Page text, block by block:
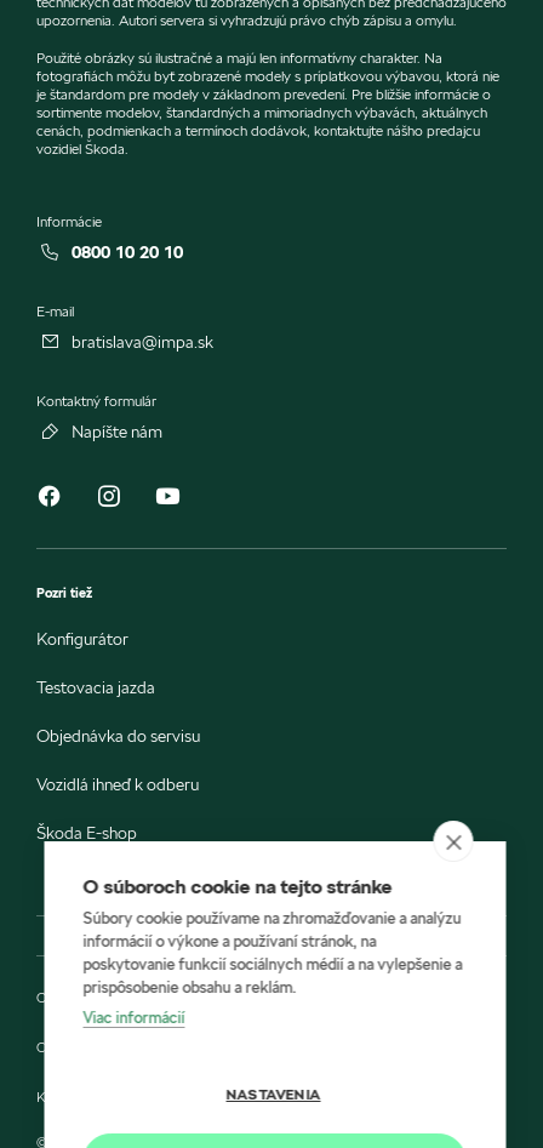
upozornenia. Autori servera si vyhradzujú právo chýb zápisu a omylu.
Použité obrázky sú ilustračné a majú len informatívny charakter. Na
fotografiách môžu byť zobrazené modely s príplatkovou výbavou, ktorá nie
je štandardom pre modely v základnom prevedení. Pre bližšie informácie o
sortimente modelov, štandardných a mimoriadnych výbavách, aktuálnych
cenách, podmienkach a termínoch dodávok, kontaktujte nášho predajcu
vozidiel Škoda.
Informácie
0800 10 20 10
E-mail
bratislava@impa.sk
Kontaktný formulár
Napíšte nám
Pozri tiež
Konfigurátor
Testovacia jazda
Objednávka do servisu
Vozidlá ihneď k odberu
Škoda E-shop
Ochrana osobných údajov
Cookies
Kontakt
© 2022 IMPA a Škoda Auto Slovensko s.r.o.
O súboroch cookie na tejto stránke
Súbory cookie používame na zhromažďovanie a analýzu
informácií o výkone a používaní stránok, na
poskytovanie funkcií sociálnych médií a na vylepšenie a
prispôsobenie obsahu a reklám.
Viac informácií
NASTAVENIA